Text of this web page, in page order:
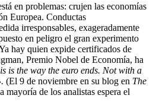
en problemas: crujen las economías
Europea. Conductas
irresponsables, exageradamente
en peligro el gran experimento
hay quien expide certificados de
Premio Nobel de Economía, ha
is the way the euro ends. Not with a
(El 9 de noviembre en su blog en The
mayoría de los analistas espera el